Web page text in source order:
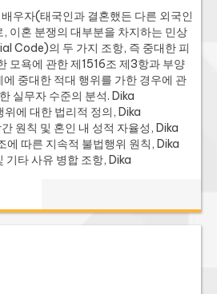
우자(태국인과 결혼했든 다른 외국인
이혼 분쟁의 대부분을 차지하는 민상
Code)의 두 가지 조항, 즉 중대한 피
모욕에 관한 제1516조 제3항과 부양
중대한 적대 행위를 가한 경우에 관
실무자 수준의 분석. Dika
에 대한 법리적 정의, Dika
원칙 및 혼인 내 성적 자율성, Dika
따른 지속적 불법행위 원칙, Dika
타 사유 병합 조항, Dika
유 재구성 권한, Dika 173/2540 및
조에 따른 조건부 철회 대 용서,
제1522조에 따른 법원의 직권 양육